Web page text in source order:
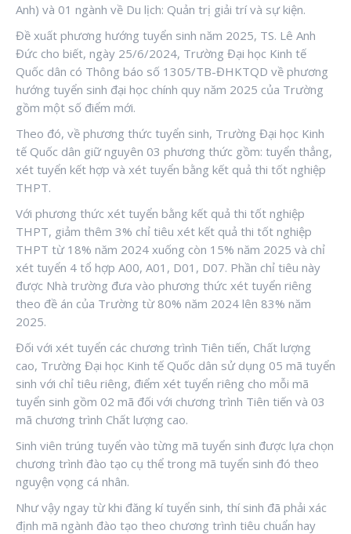
Anh) và 01 ngành về Du lịch: Quản trị giải trí và sự kiện.
Đề xuất phương hướng tuyển sinh năm 2025, TS. Lê Anh
Đức cho biết, ngày 25/6/2024, Trường Đại học Kinh tế
Quốc dân có Thông báo số 1305/TB-ĐHKTQD về phương
hướng tuyển sinh đại học chính quy năm 2025 của Trường
gồm một số điểm mới.
Theo đó, về phương thức tuyển sinh, Trường Đại học Kinh
tế Quốc dân giữ nguyên 03 phương thức gồm: tuyển thẳng,
xét tuyển kết hợp và xét tuyển bằng kết quả thi tốt nghiệp
THPT.
Với phương thức xét tuyển bằng kết quả thi tốt nghiệp
THPT, giảm thêm 3% chỉ tiêu xét kết quả thi tốt nghiệp
THPT từ 18% năm 2024 xuống còn 15% năm 2025 và chỉ
xét tuyển 4 tổ hợp A00, A01, D01, D07. Phần chỉ tiêu này
được Nhà trường đưa vào phương thức xét tuyển riêng
theo đề án của Trường từ 80% năm 2024 lên 83% năm
2025.
Đối với xét tuyển các chương trình Tiên tiến, Chất lượng
cao, Trường Đại học Kinh tế Quốc dân sử dụng 05 mã tuyển
sinh với chỉ tiêu riêng, điểm xét tuyển riêng cho mỗi mã
tuyển sinh gồm 02 mã đối với chương trình Tiên tiến và 03
mã chương trình Chất lượng cao.
Sinh viên trúng tuyển vào từng mã tuyển sinh được lựa chọn
chương trình đào tạo cụ thể trong mã tuyển sinh đó theo
nguyện vọng cá nhân.
Như vậy ngay từ khi đăng kí tuyển sinh, thí sinh đã phải xác
định mã ngành đào tạo theo chương trình tiêu chuẩn hay